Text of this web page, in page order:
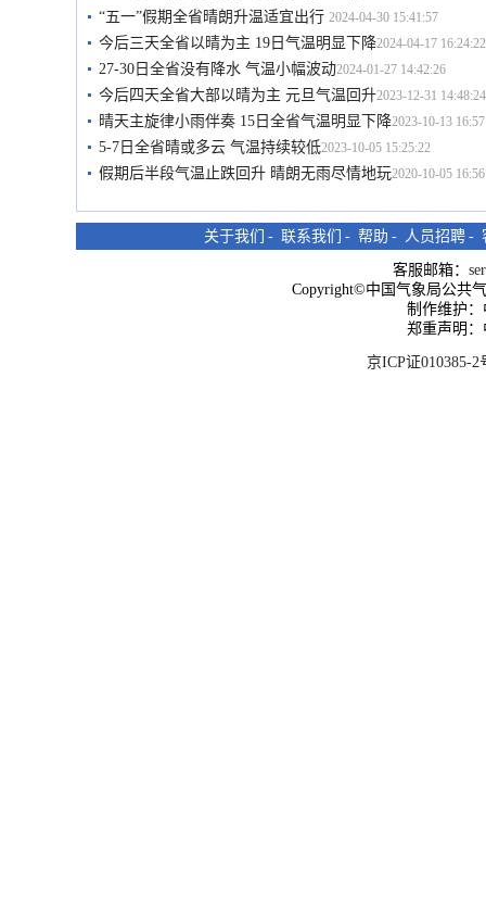
“五一”假期全省晴朗升温适宜出行 2024-04-30 15:41:57
今后三天全省以晴为主 19日气温明显下降2024-04-17 16:24:22
27-30日全省没有降水 气温小幅波动2024-01-27 14:42:26
今后四天全省大部以晴为主 元旦气温回升2023-12-31 14:48:24
晴天主旋律小雨伴奏 15日全省气温明显下降2023-10-13
5-7日全省晴或多云 气温持续较低2023-10-05 15:25:22
假期后半段气温止跌回升 晴朗无雨尽情地玩2020-10-05
关于我们 - 联系我们 - 帮助 - 人员招聘 -
客服邮箱：
Copyright©中国气象局公共
制作维护
郑重声明
京ICP证010385-2